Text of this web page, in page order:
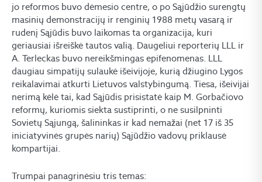
jo reformos buvo dėmesio centre, o po Sąjūdžio surengtų
masinių demonstracijų ir renginių 1988 metų vasarą ir
rudenį Sąjūdis buvo laikomas ta organizacija, kuri
geriausiai išreiškė tautos valią. Daugeliui reporterių LLL ir
A. Terleckas buvo nereikšmingas epifenomenas. LLL
daugiau simpatijų sulaukė išeivijoje, kurią džiugino Lygos
reikalavimai atkurti Lietuvos valstybingumą. Tiesa, išeivijai
nerimą kėlė tai, kad Sąjūdis prisistatė kaip M. Gorbačiovo
reformų, kuriomis siekta sustiprinti, o ne susilpninti
Sovietų Sąjungą, šalininkas ir kad nemažai (net 17 iš 35
iniciatyvinės grupės narių) Sąjūdžio vadovų priklausė
kompartijai.
Trumpai panagrinėsiu tris temas: